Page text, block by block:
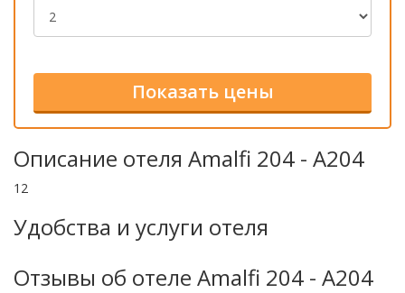
Описание отеля Amalfi 204 - A204
12
Удобства и услуги отеля
Отзывы об отеле Amalfi 204 - A204